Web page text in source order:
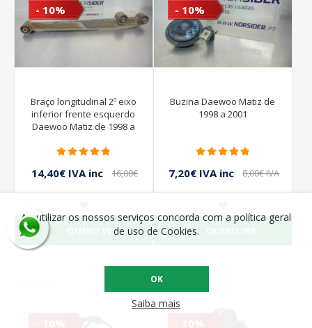
- 10%
Braço longitudinal 2º eixo
inferior frente esquerdo
Daewoo Matiz de 1998 a
14,40€ IVA inc
16,00€
QUERO VER
- 10%
Buzina Daewoo Matiz de
1998 a 2001
7,20€ IVA inc
8,00€ IVA
Ao utilizar os nossos serviços concorda com a política geral
de uso de Cookies.
OK
Saiba mais